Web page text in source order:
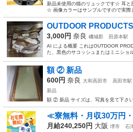
新品未使用の猫のリュックです☆ 耳と
☆ 画像カラーはサンプルですので実際
OUTDOOR
3,000円 奈良 磯城郡 田原本駅
AI による概要 これはOUTDOOR
た、黒色のサコッシュまたはミニショ
額 ② 新品
600円 奈良 大和高田市 高田市駅
新品
額 ② 新品 サイズは、写真を見て下さ
≪寮無料・月収30万円
月給240,250円 大阪 堺市 石